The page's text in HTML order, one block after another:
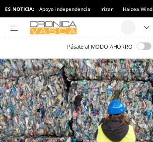
ES NOTICIA: Apoyo independencia Irizar Haizea Wind
Pásate al MODO AHORRO